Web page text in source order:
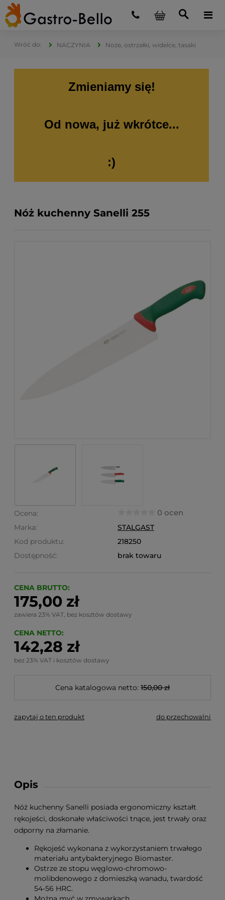
NACZYNIA Noże, ostrzałki, widelce, tasaki
Zmieniamy się!
Od nowa, już wkrótce...
:)
Nóż kuchenny Sanelli 255
Ocena: 0 ocen
Marka:
STALGAST
Kod produktu:
218250
Dostępność:
brak towaru
CENA BRUTTO:
175,00 zł
zawiera 23% VAT, bez kosztów dostawy
CENA NETTO:
142,28 zł
bez 23% VAT i kosztów dostawy
Cena katalogowa netto: 150,00 zł
zapytaj o ten produkt do przechowalni
Opis
Nóż kuchenny Sanelli posiada ergonomiczny kształt
rękojeści, doskonałe właściwości tnące, jest trwały oraz
odporny na złamanie.
Rękojeść wykonana z wykorzystaniem trwałego
materiału antybakteryjnego Biomaster.
Ostrze ze stopu węglowo-chromowo-
molibdenowego z domieszką wanadu, twardość
54-56 HRC.